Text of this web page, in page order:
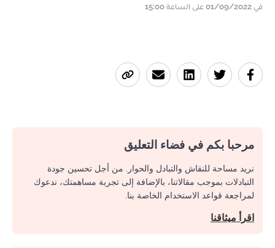
في 01/09/2022 على الساعة 15:00
مرحبا بكم في فضاء التعليق
نريد مساحة للنقاش والتبادل والحوار. من أجل تحسين جودة
التبادلات بموجب مقالاتنا، بالإضافة إلى تجربة مساهمتك، ندعوك
لمراجعة قواعد الاستخدام الخاصة بنا.
اقرأ ميثاقنا